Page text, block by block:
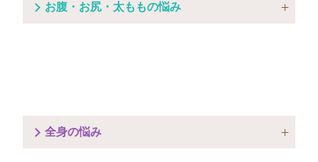
お腹・お尻・太ももの悩み
全身の悩み